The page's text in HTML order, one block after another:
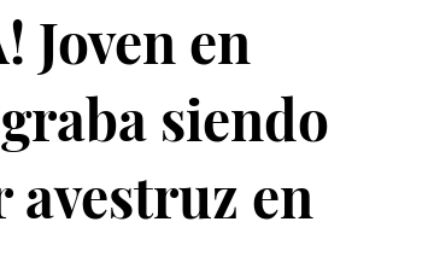
Joven en
siendo
en